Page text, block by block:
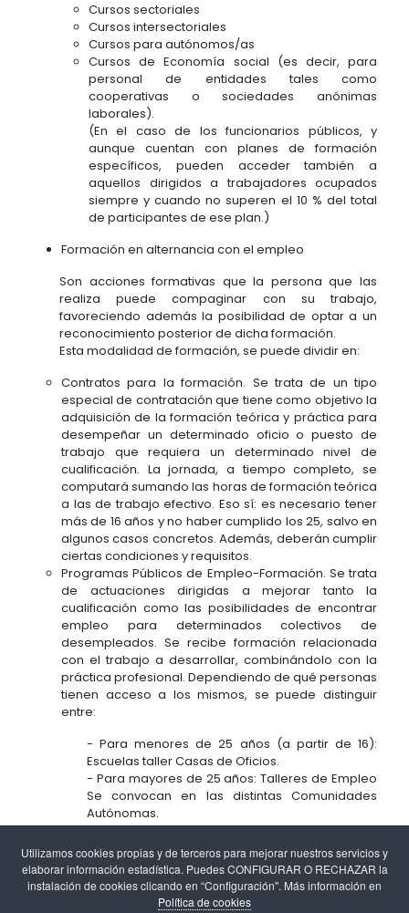
Utilizamos cookies propias y de terceros para mejorar nuestros servicios y
elaborar información estadística. Puedes CONFIGURAR O RECHAZAR la
instalación de cookies clicando en “Configuración". Más información en
Política de cookies
Cursos sectoriales
Cursos intersectoriales
Cursos para autónomos/as
Cursos de Economía social (es decir, para
personal de entidades tales como
cooperativas o sociedades anónimas
laborales).
(En el caso de los funcionarios públicos, y
aunque cuentan con planes de formación
específicos, pueden acceder también a
aquellos dirigidos a trabajadores ocupados
siempre y cuando no superen el 10 % del total
de participantes de ese plan.)
Formación en alternancia con el empleo
Son acciones formativas que la persona que las
realiza puede compaginar con su trabajo,
favoreciendo además la posibilidad de optar a un
reconocimiento posterior de dicha formación.
Esta modalidad de formación, se puede dividir en:
Contratos para la formación. Se trata de un tipo
especial de contratación que tiene como objetivo la
adquisición de la formación teórica y práctica para
desempeñar un determinado oficio o puesto de
trabajo que requiera un determinado nivel de
cualificación. La jornada, a tiempo completo, se
computará sumando las horas de formación teórica
a las de trabajo efectivo. Eso sí: es necesario tener
más de 16 años y no haber cumplido los 25, salvo en
algunos casos concretos. Además, deberán cumplir
ciertas condiciones y requisitos.
Programas Públicos de Empleo-Formación. Se trata
de actuaciones dirigidas a mejorar tanto la
cualificación como las posibilidades de encontrar
empleo para determinados colectivos de
desempleados. Se recibe formación relacionada
con el trabajo a desarrollar, combinándolo con la
práctica profesional. Dependiendo de qué personas
tienen acceso a los mismos, se puede distinguir
entre:
- Para menores de 25 años (a partir de 16):
Escuelas taller Casas de Oficios.
- Para mayores de 25 años: Talleres de Empleo
Se convocan en las distintas Comunidades
Autónomas.